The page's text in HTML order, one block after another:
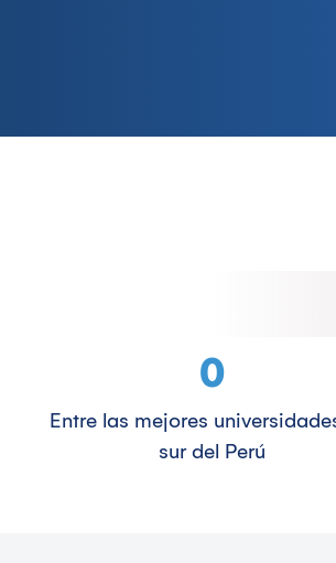
0
Entre las mejores
sur del Perú